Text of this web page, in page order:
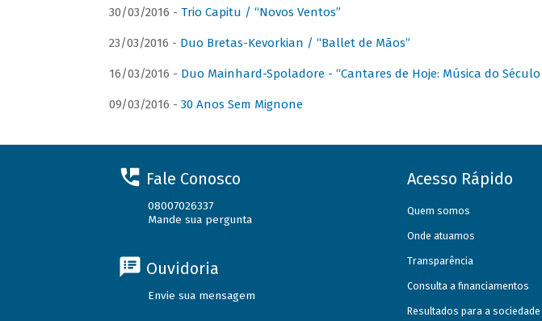
30/03/2016 - Trio Capitu / “Novos Ventos”
23/03/2016 - Duo Bretas-Kevorkian / “Ballet de Mãos”
16/03/2016 - Duo Mainhard-Spoladore - “Cantares de Hoje: Música do Século
09/03/2016 - 30 Anos Sem Mignone
Fale Conosco
08007026337
Mande sua pergunta
Ouvidoria
Envie sua mensagem
Acesso Rápido
Quem somos
Onde atuamos
Transparência
Consulta a financiamentos
Resultados para a sociedade